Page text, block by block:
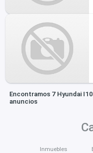
Encontramos 7 Hyundai
anuncios
Inmuebles